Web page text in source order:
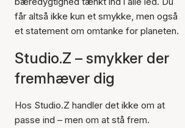
får altså ikke kun et smykke, men også
et statement om omtanke for planeten.
Studio.Z – smykker der
fremhæver dig
Hos Studio.Z handler det ikke om at
passe ind – men om at stå frem.